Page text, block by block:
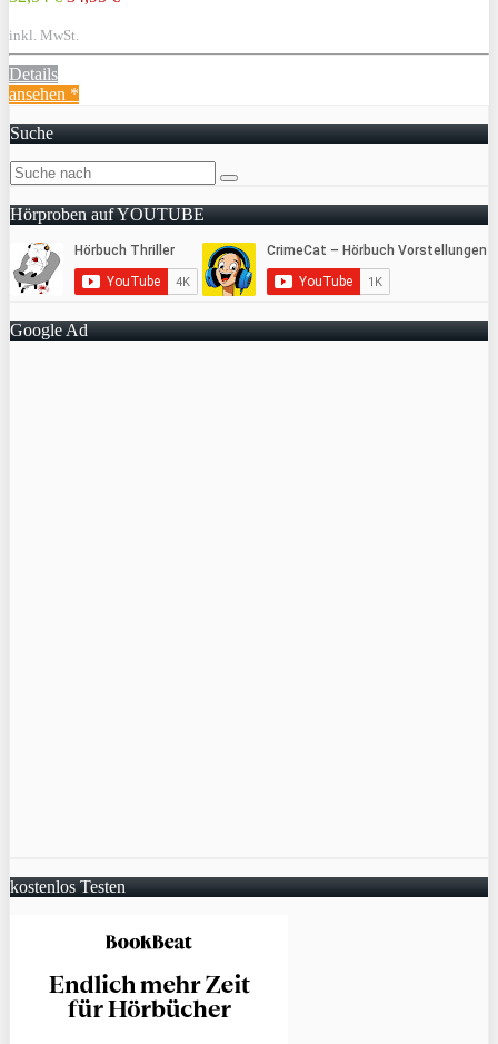
inkl. MwSt.
Details
ansehen *
Suche
Hörproben auf YOUTUBE
Google Ad
kostenlos Testen